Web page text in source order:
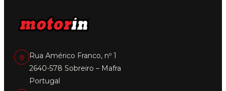
Rua Américo Franco, nº 1
2640-578 Sobreiro – Mafra
Portugal